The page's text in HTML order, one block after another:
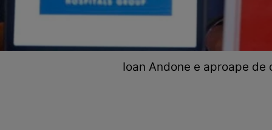
Ioan Andone e aproape